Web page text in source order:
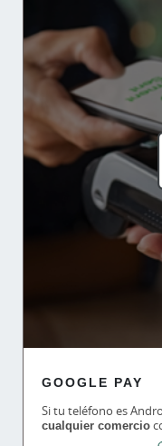
GOOGLE PAY
Si tu teléfono es
cualquier comercio